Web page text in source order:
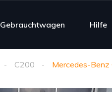
Gebrauchtwagen Hilfe
C200 Mercedes-Benz